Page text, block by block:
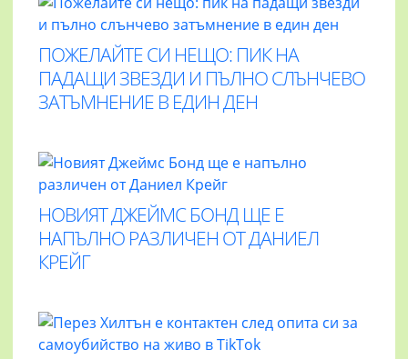
ПОЖЕЛАЙТЕ СИ НЕЩО: ПИК НА
ПАДАЩИ ЗВЕЗДИ И ПЪЛНО СЛЪНЧЕВО
ЗАТЪМНЕНИЕ В ЕДИН ДЕН
НОВИЯТ ДЖЕЙМС БОНД ЩЕ Е
НАПЪЛНО РАЗЛИЧЕН ОТ ДАНИЕЛ
КРЕЙГ